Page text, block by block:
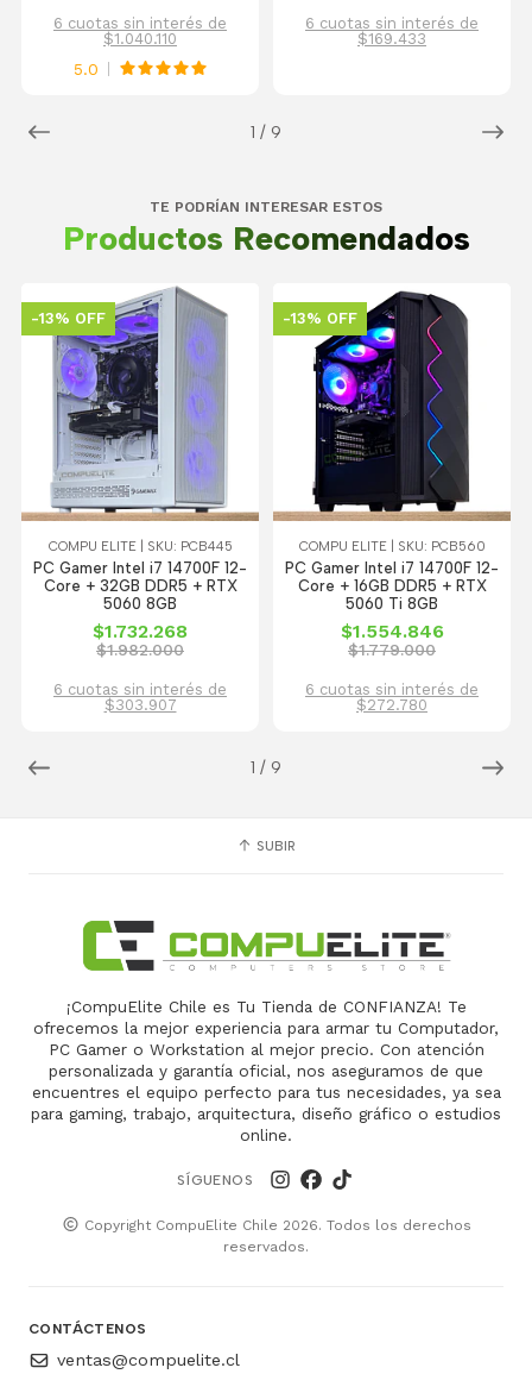
1 / 9
6 cuotas sin interés de
$1.040.110
5.0
6 cuotas sin interés de
$169.433
TE PODRÍAN INTERESAR ESTOS
Productos Recomendados
1 / 9
-13% OFF
COMPU ELITE | SKU: PCB445
PC Gamer Intel i7 14700F 12-
Core + 32GB DDR5 + RTX
5060 8GB
$1.732.268
$1.982.000
6 cuotas sin interés de
$303.907
-13% OFF
COMPU ELITE | SKU: PCB560
PC Gamer Intel i7 14700F 12-
Core + 16GB DDR5 + RTX
5060 Ti 8GB
$1.554.846
$1.779.000
6 cuotas sin interés de
$272.780
SUBIR
¡CompuElite Chile es Tu Tienda de CONFIANZA! Te
ofrecemos la mejor experiencia para armar tu Computador,
PC Gamer o Workstation al mejor precio. Con atención
personalizada y garantía oficial, nos aseguramos de que
encuentres el equipo perfecto para tus necesidades, ya sea
para gaming, trabajo, arquitectura, diseño gráfico o estudios
online.
SÍGUENOS
Copyright CompuElite Chile 2026. Todos los derechos
reservados.
CONTÁCTENOS
ventas@compuelite.cl